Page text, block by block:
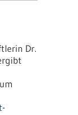
Dr.